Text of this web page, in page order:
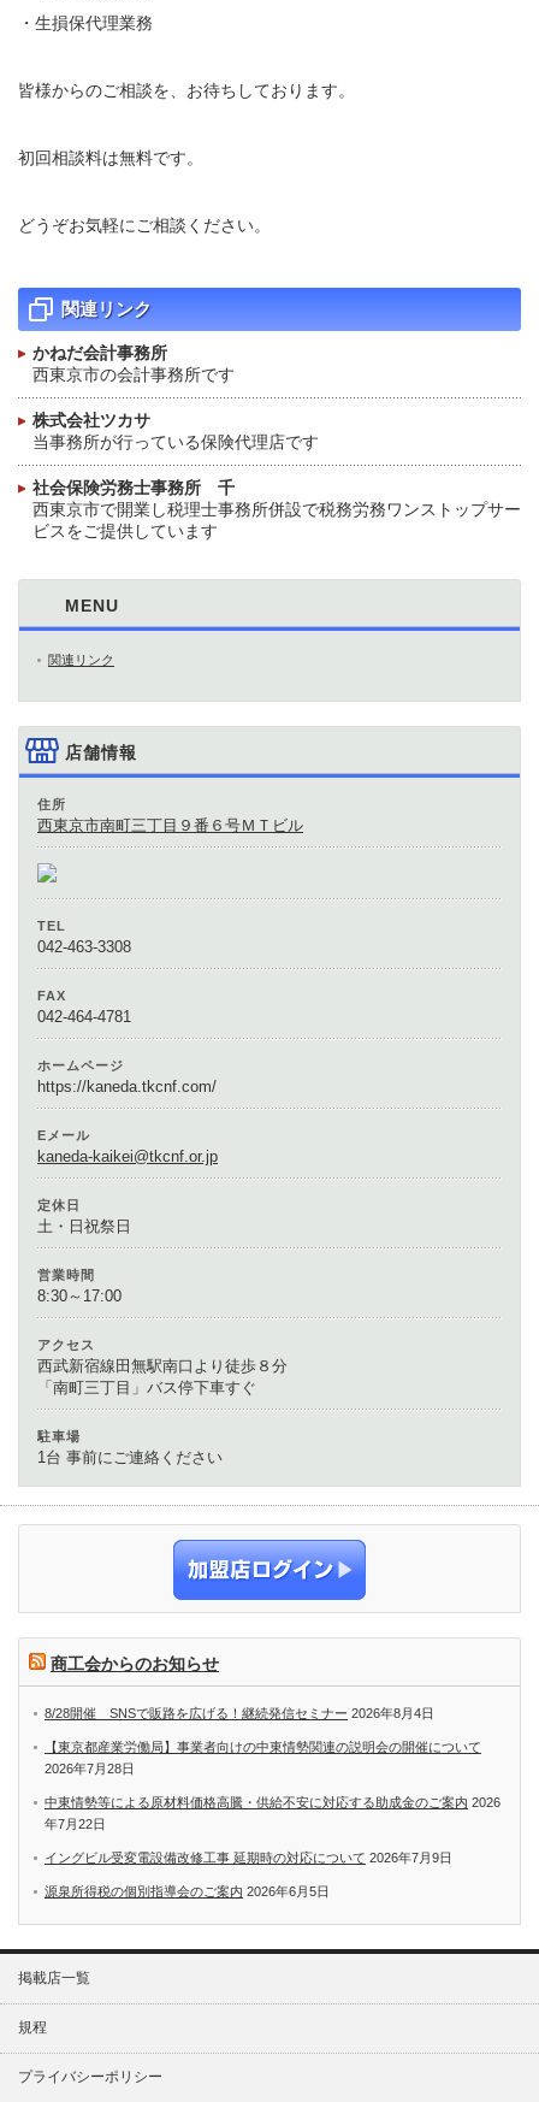
・生損保代理業務
皆様からのご相談を、お待ちしております。
初回相談料は無料です。
どうぞお気軽にご相談ください。
関連リンク
かねだ会計事務所
西東京市の会計事務所です
株式会社ツカサ
当事務所が行っている保険代理店です
社会保険労務士事務所 千
西東京市で開業し税理士事務所併設で税務労務ワンストップサー
ビスをご提供しています
MENU
関連リンク
店舗情報
住所
西東京市南町三丁目９番６号ＭＴビル
TEL
042-463-3308
FAX
042-464-4781
ホームページ
https://kaneda.tkcnf.com/
Eメール
kaneda-kaikei@tkcnf.or.jp
定休日
土・日祝祭日
営業時間
8:30～17:00
アクセス
西武新宿線田無駅南口より徒歩８分
「南町三丁目」バス停下車すぐ
駐車場
1台 事前にご連絡ください
商工会からのお知らせ
8/28開催 SNSで販路を広げる！継続発信セミナー 2026年8月4日
【東京都産業労働局】事業者向けの中東情勢関連の説明会の開催について
2026年7月28日
中東情勢等による原材料価格高騰・供給不安に対応する助成金のご案内 2026
年7月22日
イングビル受変電設備改修工事 延期時の対応について 2026年7月9日
源泉所得税の個別指導会のご案内 2026年6月5日
掲載店一覧
規程
プライバシーポリシー